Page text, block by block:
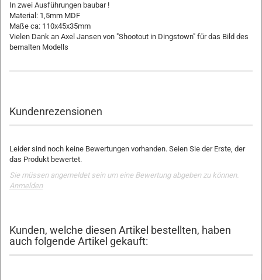
In zwei Ausführungen baubar !
Material: 1,5mm MDF
Maße ca: 110x45x35mm
Vielen Dank an Axel Jansen von "Shootout in Dingstown" für das Bild des
bemalten Modells
Kundenrezensionen
Leider sind noch keine Bewertungen vorhanden. Seien Sie der Erste, der
das Produkt bewertet.
Sie müssen angemeldet sein um eine Bewertung abgeben zu können.
Anmelden
Kunden, welche diesen Artikel bestellten, haben
auch folgende Artikel gekauft: